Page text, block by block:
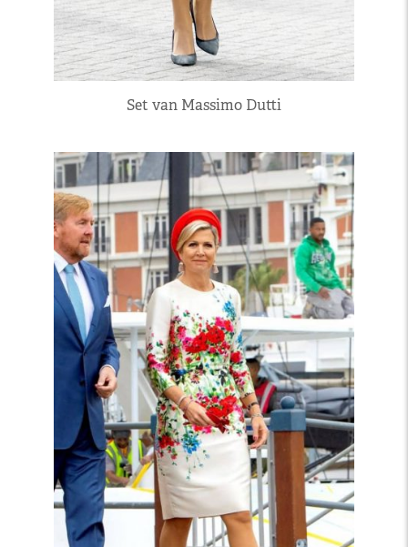
Set van Massimo Dutti